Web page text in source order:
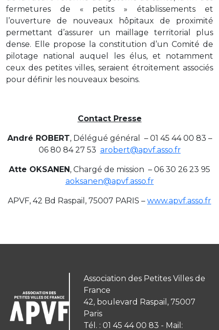
fermetures de « petits » établissements et
l’ouverture de nouveaux hôpitaux de proximité
permettant d’assurer un maillage territorial plus
dense. Elle propose la constitution d’un Comité de
pilotage national auquel les élus, et notamment
ceux des petites villes, seraient étroitement associés
pour définir les nouveaux besoins.
Contact Presse
André ROBERT, Délégué général – 01 45 44 00 83 –
06 80 84 27 53 arobert@apvf.asso.fr
Atte OKSANEN, Chargé de mission – 06 30 26 23 95
aoksanen@apvf.asso.fr
APVF, 42 Bd Raspail, 75007 PARIS – www.apvf.asso.fr
Association des Petites Villes de
France
42, boulevard Raspail, 75007
Paris
Tél. : 01 45 44 00 83 - Mail: